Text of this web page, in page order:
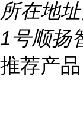
所在地址
1号顺扬
推荐产品